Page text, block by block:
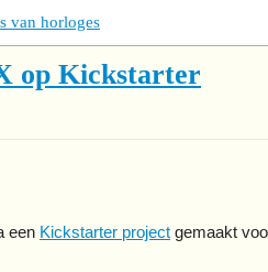
van horloges
op Kickstarter
een Kickstarter project gemaakt